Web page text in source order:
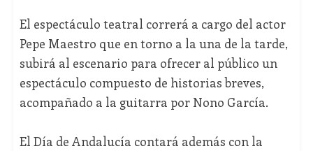
El espectáculo teatral correrá a cargo del actor
Pepe Maestro que en torno a la una de la tarde,
subirá al escenario para ofrecer al público un
espectáculo compuesto de historias breves,
acompañado a la guitarra por Nono García.
El Día de Andalucía contará además con la